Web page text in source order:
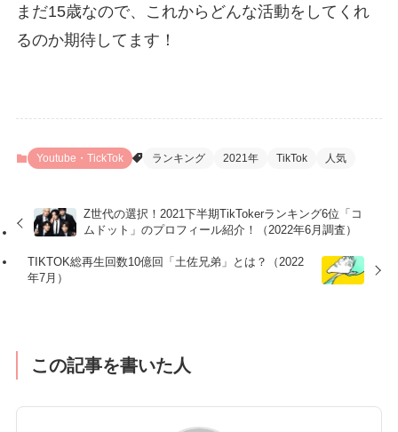
まだ15歳なので、これからどんな活動をしてくれ
るのか期待してます！
Youtube・TickTok ランキング 2021年 TikTok 人気
Z世代の選択！2021下半期TikTokerランキング6位「コ
ムドット」のプロフィール紹介！（2022年6月調査）
TIKTOK総再生回数10億回「土佐兄弟」とは？（2022
年7月）
この記事を書いた人